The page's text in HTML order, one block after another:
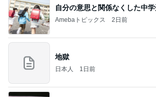
自分の意思と関係なくした中
Amebaトピックス 2日前
地獄
日本人 1日前